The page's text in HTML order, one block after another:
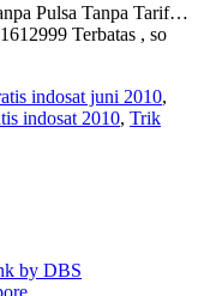
Pulsa Tanpa Tarif…
Terbatas , so
indosat juni 2010,
indosat 2010, Trik
by DBS